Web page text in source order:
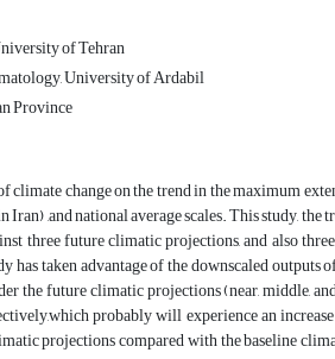
of Tehran
University of Ardabil
Province
climate change on the trend in the maximum
,and national average scales. This study,
three future climatic projections, and also
has taken advantage of the downscaled
the future climatic projections (near, middle,
probably will experience an
projections compared with the baseline